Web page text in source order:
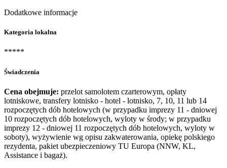
Dodatkowe informacje
Kategoria lokalna
*****
Świadczenia
Cena obejmuje: przelot samolotem czarterowym, opłaty
lotniskowe, transfery lotnisko - hotel - lotnisko, 7, 10, 11 lub 14
rozpoczętych dób hotelowych (w przypadku imprezy 11 - dniowej
10 rozpoczętych dób hotelowych, wyloty w środy; w przypadku
imprezy 12 - dniowej 11 rozpoczętych dób hotelowych, wyloty w
soboty), wyżywienie wg opisu zakwaterowania, opiekę polskiego
rezydenta, pakiet ubezpieczeniowy TU Europa (NNW, KL,
Assistance i bagaż).